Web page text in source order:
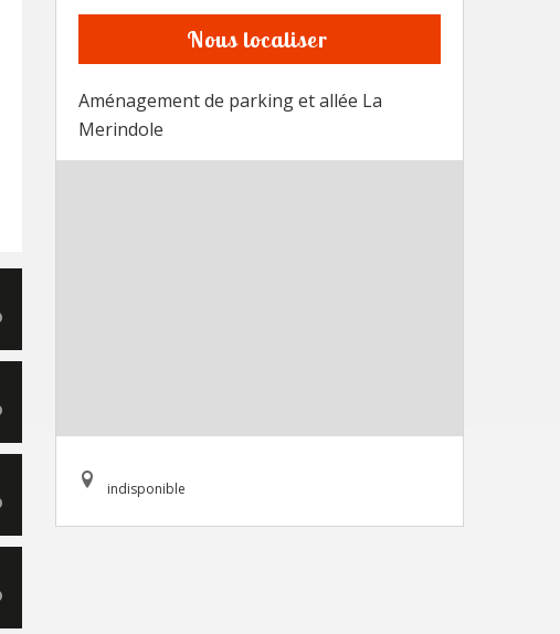
Nous localiser
Aménagement de parking et allée La
Merindole
indisponible